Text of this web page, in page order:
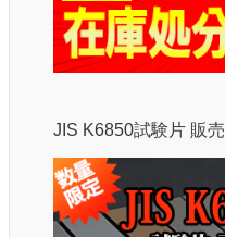
JIS K6850試験片 販売